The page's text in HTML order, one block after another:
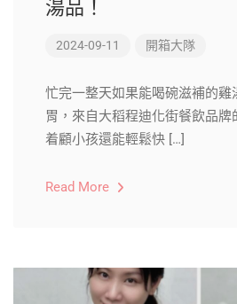
湯品！
2024-09-11 開箱大隊
忙完一整天如果能喝碗滋補的雞
胃，來自大稻程迪化街餐飲品
着顧小孩還能輕鬆快 […]
Read More